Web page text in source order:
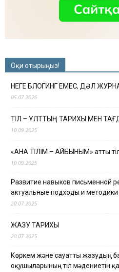
Оқи отырыңыз!
НЕГЕ БЛОГИНГ ЕМЕС, ДӘЛ
05.07.2026
ТІЛ – ҰЛТТЫҢ ТАРИХЫ МЕН
10.09.2025
«АНА ТІЛІМ – АЙБЫНЫМ» атты
10.09.2025
Развитие навыков письменной
актуальные подходы и методики
20.07.2025
ЖАЗУ ТАРИХЫ
20.07.2025
Көркем және сауатты жазудың
оқушыларының тіл мәдениетін